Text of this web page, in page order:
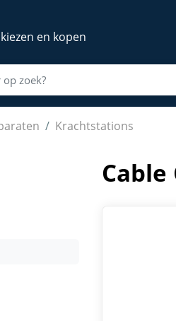
en kopen
Krachtstations
2x50KG - Krachtstation
Cable